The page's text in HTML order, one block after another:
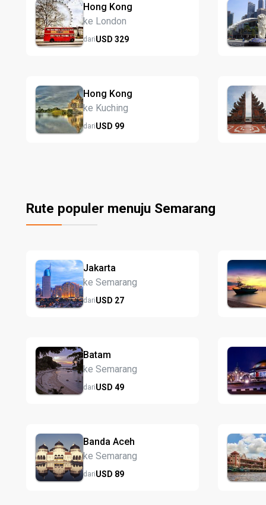
Hong Kong
ke London
dariUSD 329
Hong Kong
ke Kuching
dariUSD 99
Rute populer menuju Semarang
Jakarta
ke Semarang
dariUSD 27
Batam
ke Semarang
dariUSD 49
Banda Aceh
ke Semarang
dariUSD 89